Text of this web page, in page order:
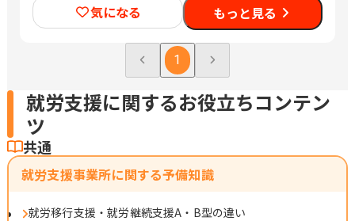
気になる もっと見る
1
就労支援に関するお役立ちコンテン
ツ
共通
就労支援事業所に関する予備知識
就労移行支援・就労継続支援A・B型の違い